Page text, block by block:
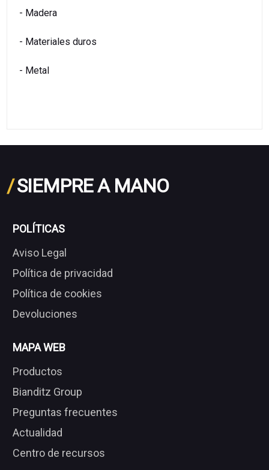
- Madera
- Materiales duros
- Metal
/SIEMPRE A MANO
POLÍTICAS
Aviso Legal
Política de privacidad
Política de cookies
Devoluciones
MAPA WEB
Productos
Bianditz Group
Preguntas frecuentes
Actualidad
Centro de recursos